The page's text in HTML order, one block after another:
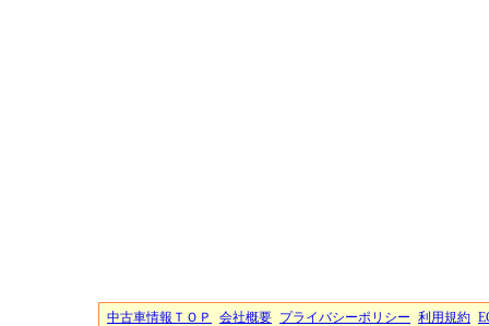
中古車情報ＴＯＰ 会社概要 プライバシーポリシー 利用規約